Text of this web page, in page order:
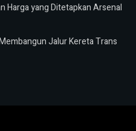
Harga yang Ditetapkan Arsenal
Jalur Kereta Trans